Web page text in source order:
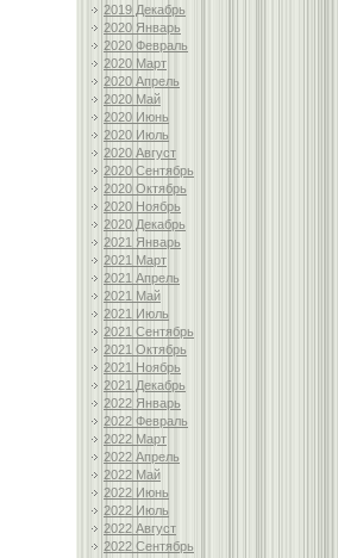
2019 Декабрь
2020 Январь
2020 Февраль
2020 Март
2020 Апрель
2020 Май
2020 Июнь
2020 Июль
2020 Август
2020 Сентябрь
2020 Октябрь
2020 Ноябрь
2020 Декабрь
2021 Январь
2021 Март
2021 Апрель
2021 Май
2021 Июль
2021 Сентябрь
2021 Октябрь
2021 Ноябрь
2021 Декабрь
2022 Январь
2022 Февраль
2022 Март
2022 Апрель
2022 Май
2022 Июнь
2022 Июль
2022 Август
2022 Сентябрь